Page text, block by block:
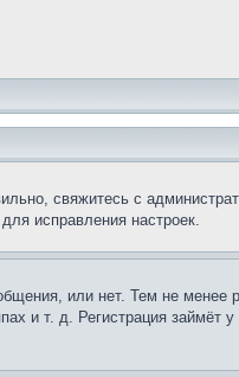
свяжитесь с
исправления настроек.
или нет. Тем не менее
и т. д. Регистрация займёт у